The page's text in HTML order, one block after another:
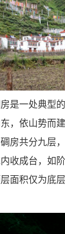
是一处典型
，依山势而
房共分九层
收成台，如
面积仅为底